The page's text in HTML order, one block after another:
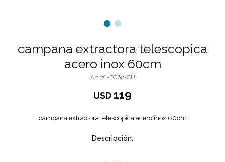
campana extractora telescopica
acero inox 60cm
XI-EC62-CU
USD119
campana extractora telescopica acero inox 60cm
Descripción: